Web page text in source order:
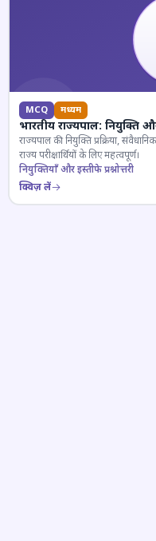
MCQ मध्यम
भारतीय राज्यपाल: नियुक्ति
राज्यपाल की नियुक्ति प्रक्रिया,
राज्य परीक्षार्थियों के लिए महत्वपूर्ण।
नियुक्तियाँ और इस्तीफे प्रश्नोत्तरी
क्विज़ लें